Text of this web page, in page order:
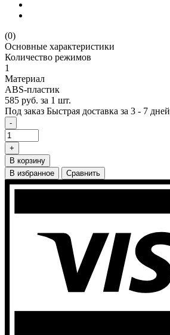
(0)
Основные характеристики
Количество режимов
1
Материал
ABS-пластик
585 руб. за 1 шт.
Под заказ Быстрая доставка за 3 - 7 дней
-
+
В корзину
В избранное
Сравнить